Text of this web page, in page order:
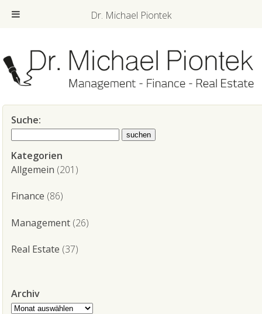
Suche:
Kategorien
Allgemein (201)
Finance (86)
Management(26)
Real Estate (37)
Archiv
Archiv
Dr. Michael Piontek